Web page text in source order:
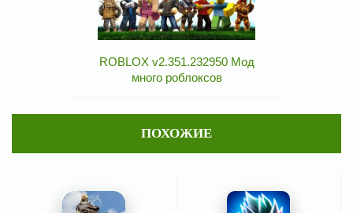
ROBLOX v2.351.232950 Мод
много роблоксов
ПОХОЖИЕ